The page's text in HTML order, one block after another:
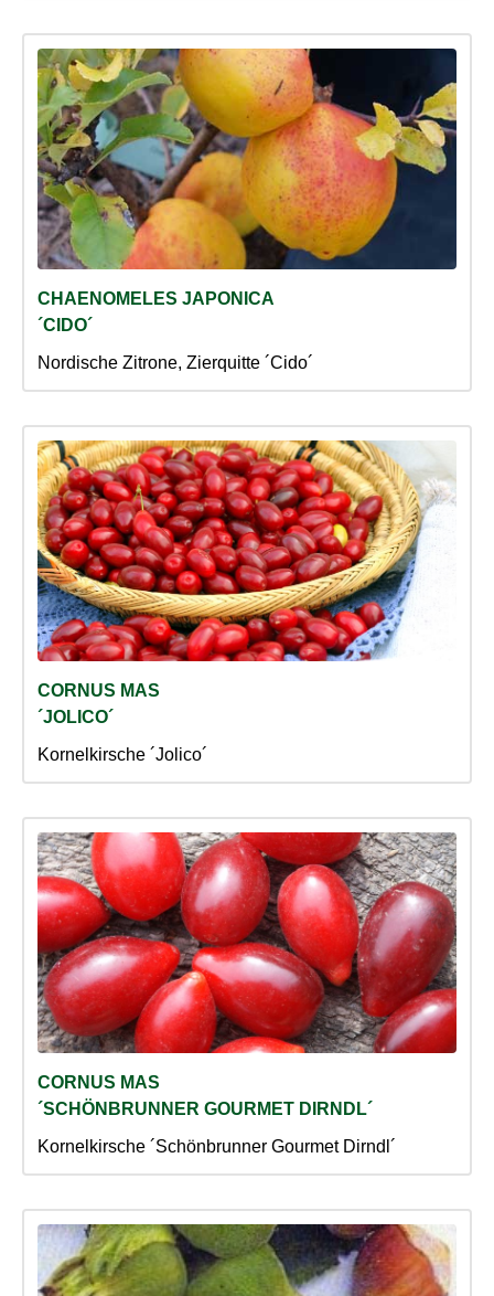
CHAENOMELES JAPONICA
´CIDO´
Nordische Zitrone, Zierquitte ´Cido´
CORNUS MAS
´JOLICO´
Kornelkirsche ´Jolico´
CORNUS MAS
´SCHÖNBRUNNER GOURMET DIRNDL´
Kornelkirsche ´Schönbrunner Gourmet Dirndl´